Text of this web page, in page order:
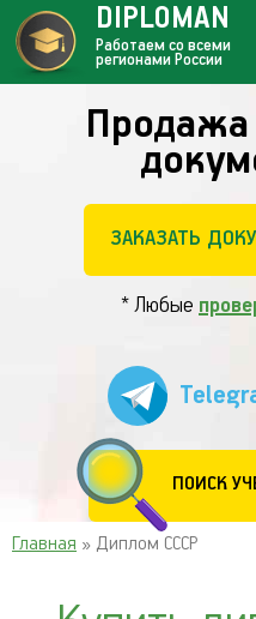
Продажа
ЗАКАЗАТЬ
* Любые
ПОИСК
DIPLOMAN
Работаем со всеми
регионами России
Главная » Диплом СССР